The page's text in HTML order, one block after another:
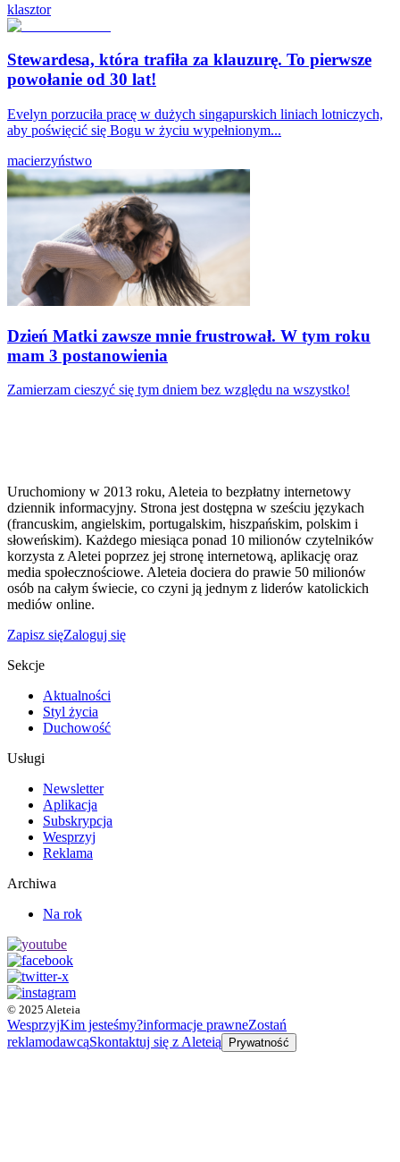
klasztor
Stewardesa, która trafiła za klauzurę. To pierwsze
powołanie od 30 lat!
Evelyn porzuciła pracę w dużych singapurskich liniach lotniczych,
aby poświęcić się Bogu w życiu wypełnionym...
macierzyństwo
Dzień Matki zawsze mnie frustrował. W tym roku
mam 3 postanowienia
Zamierzam cieszyć się tym dniem bez względu na wszystko!
Uruchomiony w 2013 roku, Aleteia to bezpłatny internetowy
dziennik informacyjny. Strona jest dostępna w sześciu językach
(francuskim, angielskim, portugalskim, hiszpańskim, polskim i
słoweńskim). Każdego miesiąca ponad 10 milionów czytelników
korzysta z Aletei poprzez jej stronę internetową, aplikację oraz
media społecznościowe. Aleteia dociera do prawie 50 milionów
osób na całym świecie, co czyni ją jednym z liderów katolickich
mediów online.
Zapisz sięZaloguj się
Sekcje
Aktualności
Styl życia
Duchowość
Usługi
Newsletter
Aplikacja
Subskrypcja
Wesprzyj
Reklama
Archiwa
Na rok
© 2025 Aleteia
WesprzyjKim jesteśmy?informacje prawneZostań
reklamodawcąSkontaktuj się z Aleteią Prywatność